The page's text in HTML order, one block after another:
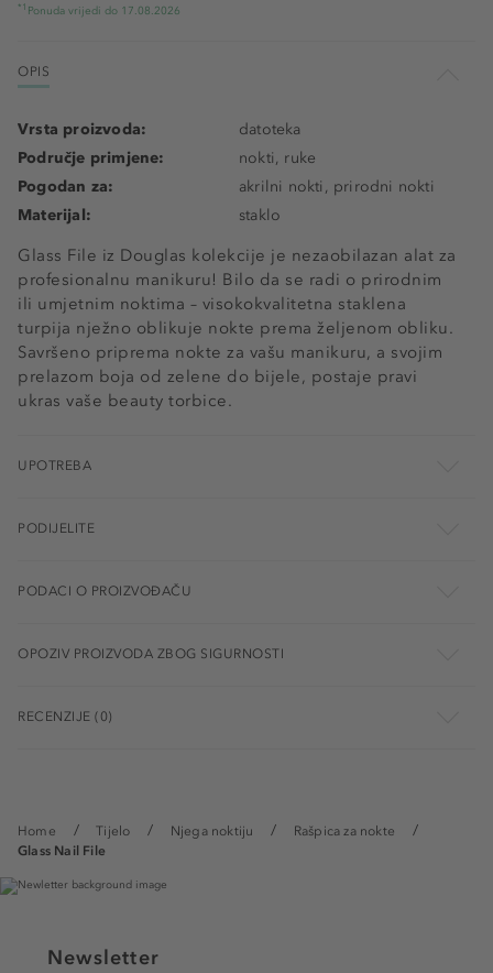
Home Tijelo Njega noktiju
Rašpica za nokte
Glass Nail File
*1 Ponuda vrijedi do 17.08.2026
OPIS
Glass File iz Douglas kolekcije je nezaobilazan alat za
profesionalnu manikuru! Bilo da se radi o prirodnim
ili umjetnim noktima – visokokvalitetna staklena
turpija nježno oblikuje nokte prema željenom obliku.
Savršeno priprema nokte za vašu manikuru, a svojim
prelazom boja od zelene do bijele, postaje pravi
ukras vaše beauty torbice.
Vrsta proizvoda:
datoteka
Područje primjene:
nokti, ruke
Pogodan za:
akrilni nokti, prirodni nokti
Materijal:
staklo
UPOTREBA
PODIJELITE
PODACI O PROIZVOĐAČU
OPOZIV PROIZVODA ZBOG SIGURNOSTI
RECENZIJE (0)
Newsletter